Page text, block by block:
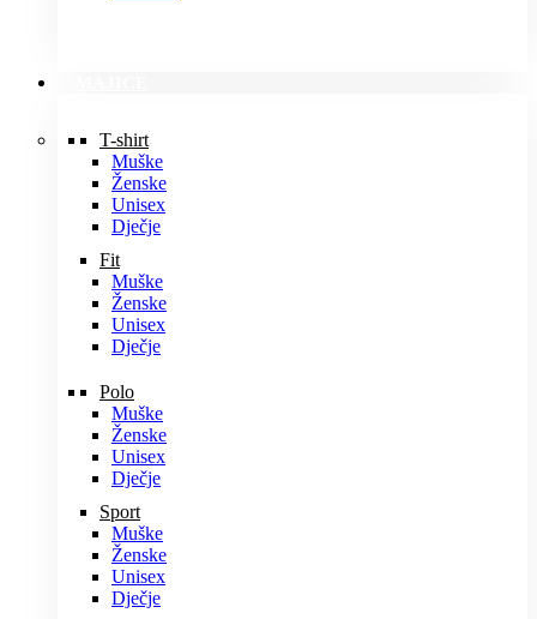
T-shirt
Muške
Ženske
Unisex
Dječje
Fit
Muške
Ženske
Unisex
Dječje
Polo
Muške
Ženske
Unisex
Dječje
Sport
Muške
Ženske
Unisex
Dječje